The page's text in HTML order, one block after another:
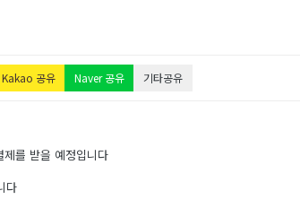
Kakao 공유 Naver 공유 기타공유
를 받을 예정입니다
다